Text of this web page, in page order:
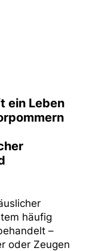
ein Leben
häufig
–
oder Zeugen